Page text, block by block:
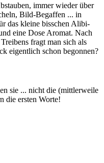
immer wieder über
Bild-Begaffen ... in
das kleine bisschen Alibi-
eine Dose Aromat. Nach
fragt man sich als
eigentlich schon begonnen?
sie ... nicht die (mittlerweile
die ersten Worte!